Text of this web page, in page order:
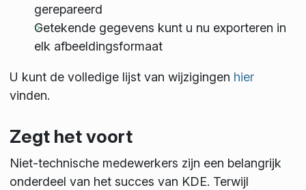
gerepareerd
Getekende gegevens kunt u nu exporteren in
elk afbeeldingsformaat
U kunt de volledige lijst van wijzigingen hier
vinden.
Zegt het voort
Niet-technische medewerkers zijn een belangrijk
onderdeel van het succes van KDE. Terwijl